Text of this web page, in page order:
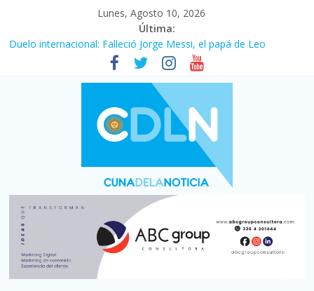
Lunes, Agosto 10, 2026
Última:
Duelo internacional: Falleció Jorge Messi, el papá de Leo
El consumo sigue frenado: las ventas minoristas cayeron 3,8 en
julio y acumulan siete meses en baja
Newell’s cayó 2 a 1 ante Defensa y Justicia en Florencio Varela
por la cuarta fecha del Clausura
El agro argentino logró un récord histórico de exportaciones en
el primer semestre de 2026
La construcción cayó 4,1% en junio y registró su cuarta baja del